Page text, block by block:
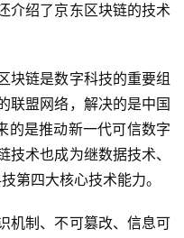
介绍了京东区块链的技术
块链是数字科技的重要组
联盟网络，解决的是中国
的是推动新一代可信数字
术也成为继数据技术、
第四大核心技术能力。
机制、不可篡改、信息可